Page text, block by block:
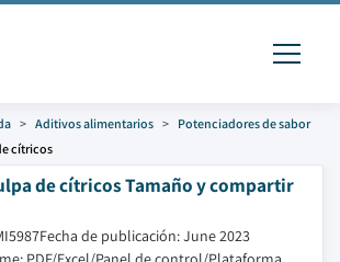
Aditivos alimentarios
Potenciadores de sabor
cítricos
de cítricos Tamaño y compartir
Fecha de publicación: June 2023